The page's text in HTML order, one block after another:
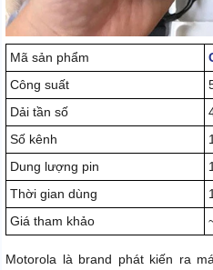
Mã sản phẩm
Công suất
Dải tần số
Số kênh
Dung lượng pin
Thời gian dùng
Giá tham khảo
Motorola là brand phát kiến ra